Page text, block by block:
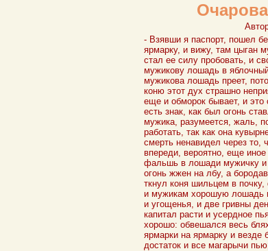
- Взявши я паспорт, пошел
ярмарку, и вижу, там цыган
стал ее силу пробовать, и
мужикову лошадь в
мужикова лошадь преет,
коню этот дух страшно
еще и обморок бывает, и это
есть знак, как был огонь
мужика, разумеется, жаль,
работать, так как она
смерть ненавидел через то,
впереди, вероятно, еще
фальшь в лошади мужичку и
огонь жжен на лбу, а
ткнул коня шильцем в
и мужикам хорошую лошадь
и угощенья, и две гривны
капитал расти и усердное
хорошо: обвешался весь
ярмарки на ярмарку и
достаток и все магарычи